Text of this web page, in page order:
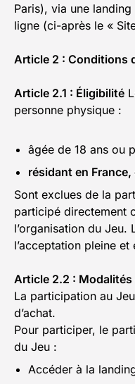
Paris), via une
ligne (ci-après le «
Article 2 : Conditions
Article 2.1 : Éligibilité
personne physique :
âgée de 18 ans ou
résidant en
Sont exclues de la
participé directement
l’organisation du
l’acceptation pleine
Article 2.2 :
La participation au
d’achat.
Pour participer, le
du Jeu :
Accéder à la